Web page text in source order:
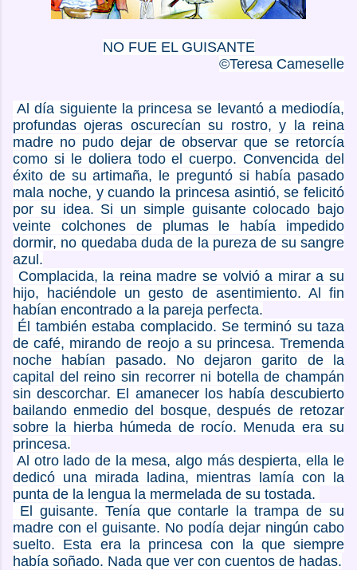
NO FUE EL GUISANTE
©Teresa Cameselle
Al día siguiente la princesa se levantó a mediodía,
profundas ojeras oscurecían su rostro, y la reina
madre no pudo dejar de observar que se retorcía
como si le doliera todo el cuerpo. Convencida del
éxito de su artimaña, le preguntó si había pasado
mala noche, y cuando la princesa asintió, se felicitó
por su idea. Si un simple guisante colocado bajo
veinte colchones de plumas le había impedido
dormir, no quedaba duda de la pureza de su sangre
azul.
Complacida, la reina madre se volvió a mirar a su
hijo, haciéndole un gesto de asentimiento. Al fin
habían encontrado a la pareja perfecta.
Él también estaba complacido. Se terminó su taza
de café, mirando de reojo a su princesa. Tremenda
noche habían pasado. No dejaron garito de la
capital del reino sin recorrer ni botella de champán
sin descorchar. El amanecer los había descubierto
bailando enmedio del bosque, después de retozar
sobre la hierba húmeda de rocío. Menuda era su
princesa.
Al otro lado de la mesa, algo más despierta, ella le
dedicó una mirada ladina, mientras lamía con la
punta de la lengua la mermelada de su tostada.
El guisante. Tenía que contarle la trampa de su
madre con el guisante. No podía dejar ningún cabo
suelto. Esta era la princesa con la que siempre
había soñado. Nada que ver con cuentos de hadas.